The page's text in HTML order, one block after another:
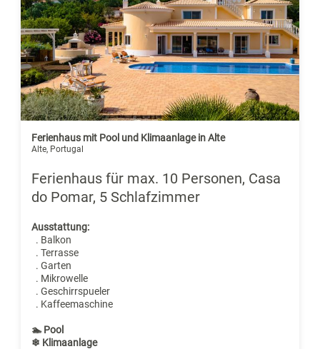
Ferienhaus mit Pool und Klimaanlage in Alte
Alte, Portugal
Ferienhaus für max. 10 Personen, Casa
do Pomar, 5 Schlafzimmer
Ausstattung:
. Balkon
. Terrasse
. Garten
. Mikrowelle
. Geschirrspueler
. Kaffeemaschine
🏊 Pool
❄ Klimaanlage